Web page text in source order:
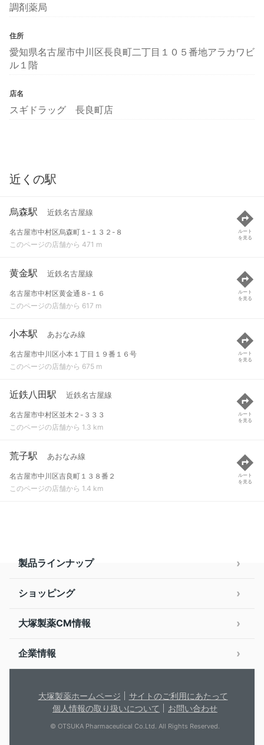
調剤薬局
住所
愛知県名古屋市中川区長良町二丁目１０５番地アラカワビ
ル１階
店名
スギドラッグ 長良町店
近くの駅
烏森駅 近鉄名古屋線
名古屋市中村区烏森町１-１３２-８
このページの店舗から 471 m
ルート
を見る
黄金駅 近鉄名古屋線
名古屋市中村区黄金通８-１６
このページの店舗から 617 m
ルート
を見る
小本駅 あおなみ線
名古屋市中川区小本１丁目１９番１６号
このページの店舗から 675 m
ルート
を見る
近鉄八田駅 近鉄名古屋線
名古屋市中村区並木２-３３３
このページの店舗から 1.3 km
ルート
を見る
荒子駅 あおなみ線
名古屋市中川区吉良町１３８番２
このページの店舗から 1.4 km
ルート
を見る
製品ラインナップ
ショッピング
大塚製薬CM情報
企業情報
大塚製薬ホームページ
サイトのご利用にあたって
個人情報の取り扱いについて
お問い合わせ
© OTSUKA Pharmaceutical Co.Ltd. All Rights Reserved.